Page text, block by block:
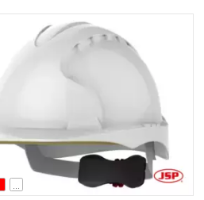
zijn van wegspringende
vb. slijpmachines.
650g.
...